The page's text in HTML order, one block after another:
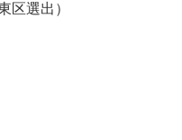
区選出）